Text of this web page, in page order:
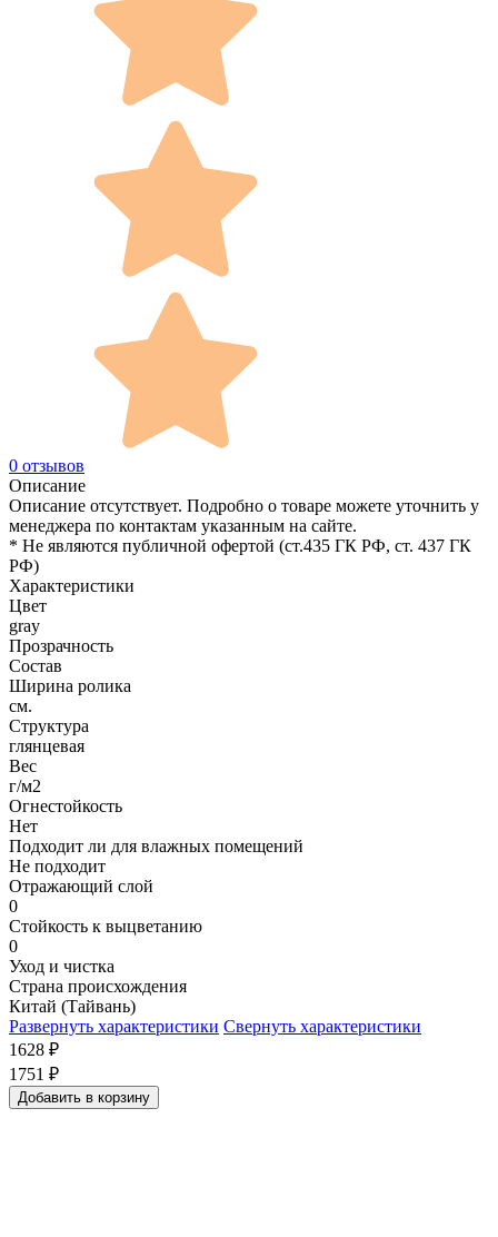
0 отзывов
Описание
Описание отсутствует. Подробно о товаре можете уточнить у
менеджера по контактам указанным на сайте.
* Не являются публичной офертой (ст.435 ГК РФ, cт. 437 ГК
РФ)
Характеристики
Цвет
gray
Прозрачность
Состав
Ширина ролика
см.
Структура
глянцевая
Вес
г/м2
Огнестойкость
Нет
Подходит ли для влажных помещений
Не подходит
Отражающий слой
0
Стойкость к выцветанию
0
Уход и чистка
Страна происхождения
Китай (Тайвань)
Развернуть характеристики Свернуть характеристики
1628 ₽
1751 ₽
Добавить в корзину